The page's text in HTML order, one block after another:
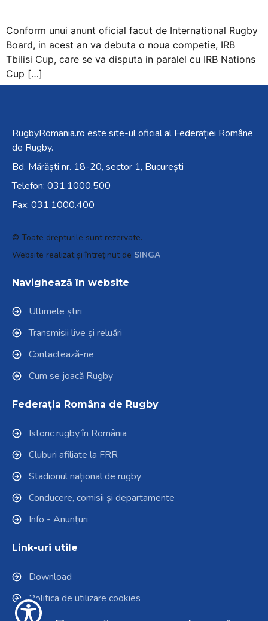
Conform unui anunt oficial facut de International Rugby
Board, in acest an va debuta o noua competie, IRB
Tbilisi Cup, care se va disputa in paralel cu IRB Nations
Cup […]
RugbyRomania.ro este site-ul oficial al Federației Române
de Rugby.
Bd. Mărăști nr. 18-20, sector 1, București
Telefon: 031.1000.500
Fax: 031.1000.400
© Toate drepturile sunt rezervate.
Website realizat și întreținut de SINGA
Navighează în website
Ultimele știri
Transmisii live și reluări
Contactează-ne
Cum se joacă Rugby
Federația Româna de Rugby
Istoric rugby în România
Cluburi afiliate la FRR
Stadionul național de rugby
Conducere, comisii și departamente
Info - Anunțuri
Link-uri utile
Download
Politica de utilizare cookies